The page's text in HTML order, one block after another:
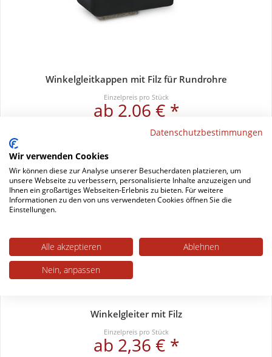
Winkelgleitkappen mit Filz für Rundrohre
Einzelpreis pro Stück
ab 2,06 € *
Winkelgleiter mit Filz
Einzelpreis pro Stück
ab 2,36 € *
Datenschutzbestimmungen
Wir verwenden Cookies
Wir können diese zur Analyse unserer Besucherdaten platzieren, um
unsere Webseite zu verbessern, personalisierte Inhalte anzuzeigen und
Ihnen ein großartiges Webseiten-Erlebnis zu bieten. Für weitere
Informationen zu den von uns verwendeten Cookies öffnen Sie die
Einstellungen.
Alle akzeptieren
Ablehnen
Nein, anpassen